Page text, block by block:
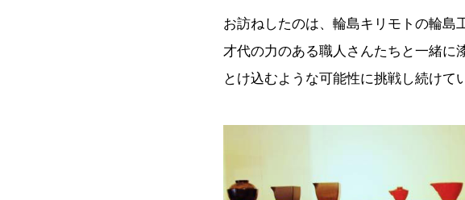
お訪ねしたのは、輪島キリモトの輪島
才代の力のある職人さんたちと一緒に
とけ込むような可能性に挑戦し続けて